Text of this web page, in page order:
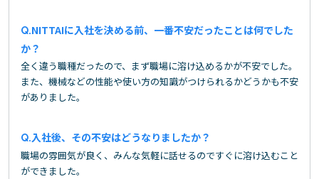
NITTAIに入社を決める前、一番不安だったことは何でした
か？
全く違う職種だったので、まず職場に溶け込めるかが不安でした。
また、機械などの性能や使い方の知識がつけられるかどうかも不安
がありました。
入社後、その不安はどうなりましたか？
職場の雰囲気が良く、みんな気軽に話せるのですぐに溶け込むこと
ができました。